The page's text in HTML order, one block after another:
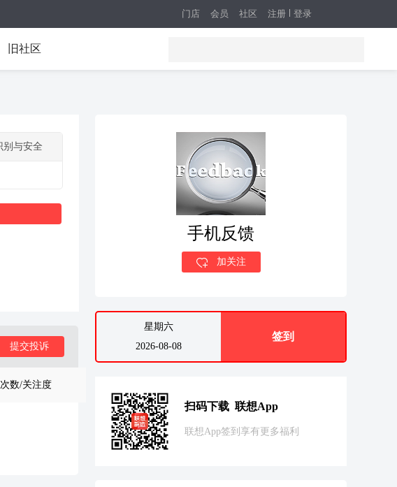
注册 登录
门店 会员 社区
旧社区
别与安全
提交投诉
数/关注度
手机反馈
加关注
星期六
2026-08-08
签到
扫码下载 联想App
联想App签到享有更多福利